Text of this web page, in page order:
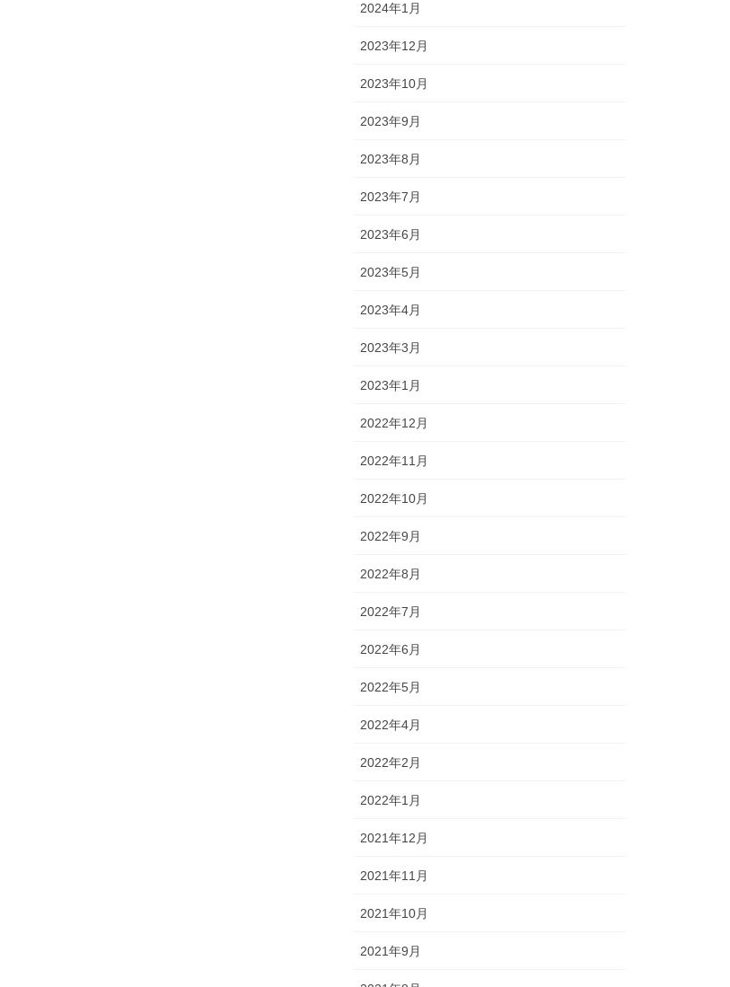
2024年1月
2023年12月
2023年10月
2023年9月
2023年8月
2023年7月
2023年6月
2023年5月
2023年4月
2023年3月
2023年1月
2022年12月
2022年11月
2022年10月
2022年9月
2022年8月
2022年7月
2022年6月
2022年5月
2022年4月
2022年2月
2022年1月
2021年12月
2021年11月
2021年10月
2021年9月